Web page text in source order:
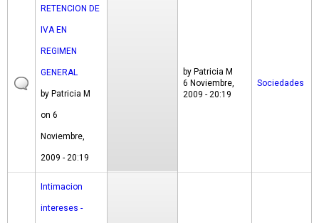
RETENCION DE
IVA EN
REGIMEN
GENERAL
by Patricia M
on 6
Noviembre,
2009 - 20:19
by Patricia M
6 Noviembre,
2009 - 20:19
Sociedades
Intimacion
intereses -